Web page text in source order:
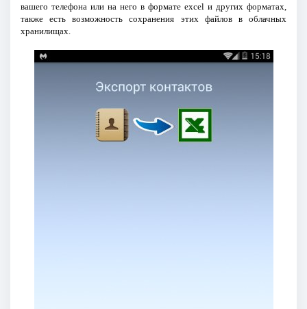
вашего телефона или на него в формате excel и других форматах,
также есть возможность сохранения этих файлов в облачных
хранилищах.